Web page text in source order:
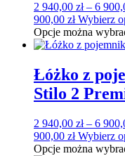
2 940,00 zł – 6
900,00 zł Wybierz
Opcje można
Łóżko z
Stilo 2
2 940,00 zł – 6
900,00 zł Wybierz
Opcje można